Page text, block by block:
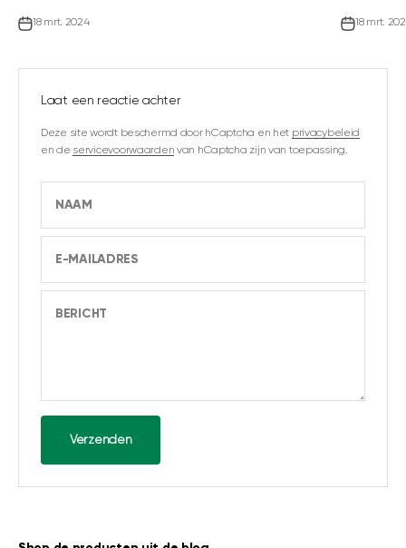
18 mrt. 2024 18 mrt.
Laat een reactie achter
Deze site wordt beschermd door hCaptcha en het privacybeleid
en de servicevoorwaarden van hCaptcha zijn van toepassing.
NAAM
E-MAILADRES
BERICHT
Verzenden